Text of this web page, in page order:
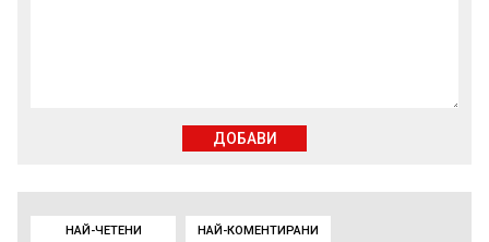
НАЙ-ЧЕТЕНИ НАЙ-КОМЕНТИРАНИ
ДОБАВИ